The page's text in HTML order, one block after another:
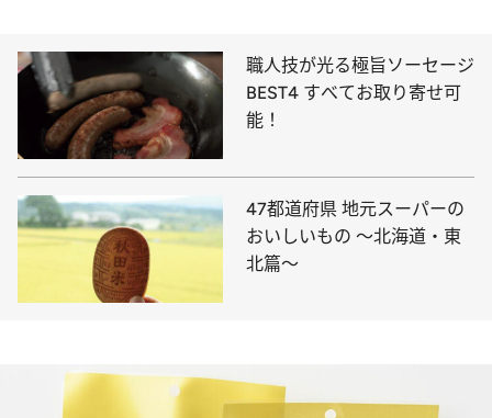
職人技が光る極旨ソーセージ
BEST4 すべてお取り寄せ可
能！
47都道府県 地元スーパーの
おいしいもの ～北海道・東
北篇～